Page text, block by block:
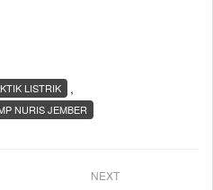
,
LISTRIK
NURIS JEMBER
NEXT